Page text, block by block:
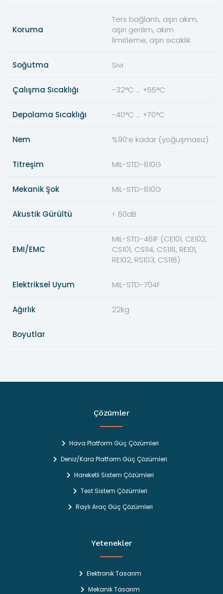
Koruma
Ters bağlantı, aşırı akım,
aşırı gerilim, akım
limitleme, aşırı sıcaklık
Soğutma Sıvı
Çalışma Sıcaklığı -32°C ... +55°C
Depolama Sıcaklığı -40°C ... +70°C
Nem %90’e kadar (yoğuşmasız)
Titreşim MIL-STD-810G
Mekanik Şok MIL-STD-810G
Akustik Gürültü < 60dB
EMI/EMC
MIL-STD-461F (CE101, CE102,
CS101, CS114, CS116, RE101,
RE102, RS103, CS118)
Elektriksel Uyum MIL-STD-704F
Ağırlık 22kg
Boyutlar
Çözümler
Hava Platform Güç Çözümleri
Deniz/Kara Platform Güç Çözümleri
Hareketli Sistem Çözümleri
Test Sistem Çözümleri
Raylı Araç Güç Çözümleri
Yetenekler
Elektronik Tasarım
Mekanik Tasarım